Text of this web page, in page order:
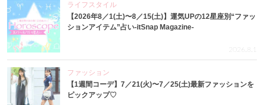
ライフスタイル
【2026年8／1(土)〜8／15(土)】運気UPの12星座別“ファッ
ションアイテム”占い-itSnap Magazine-
2026.8.1
ファッション
【1週間コーデ】7／21(火)〜7／25(土)最新ファッションを
ピックアップ♡